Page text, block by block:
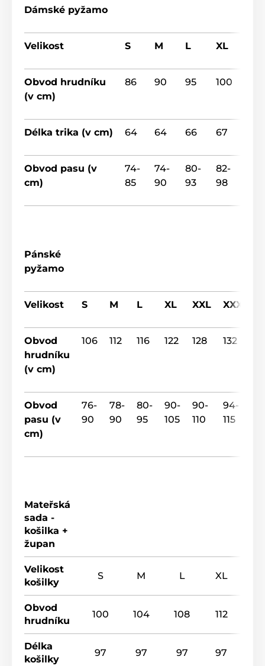
Dámské pyžamo
Velikost S M L XL
Obvod hrudníku
(v cm)
86 90 95 100
Délka trika (v cm) 64 64 66 67
Obvod pasu (v
cm)
74-
85
74-
90
80-
93
82-
98
Pánské
pyžamo
Velikost S M L XL XXL XXXL
Obvod
hrudníku
(v cm)
106 112 116 122 128 132
Obvod
pasu (v
cm)
76-
90
78-
90
80-
95
90-
105
90-
110
94-
115
Mateřská
sada -
košilka +
župan
Velikost
košilky
S M L XL
Obvod
hrudníku
100 104 108 112
Délka
košilky
97 97 97 97